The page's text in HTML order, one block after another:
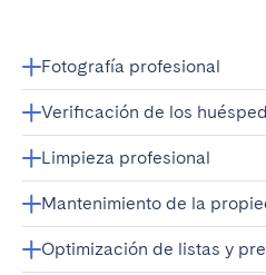
Fotografía profesional
Verificación de los
Limpieza profesional
Mantenimiento de la
Optimización de listas y